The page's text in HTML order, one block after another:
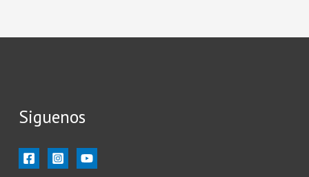
Siguenos